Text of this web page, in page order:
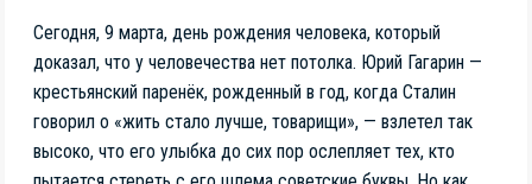
Сегодня, 9 марта, день рождения человека, который
доказал, что у человечества нет потолка. Юрий Гагарин —
крестьянский паренёк, рожденный в год, когда Сталин
говорил о «жить стало лучше, товарищи», — взлетел так
высоко, что его улыбка до сих пор ослепляет тех, кто